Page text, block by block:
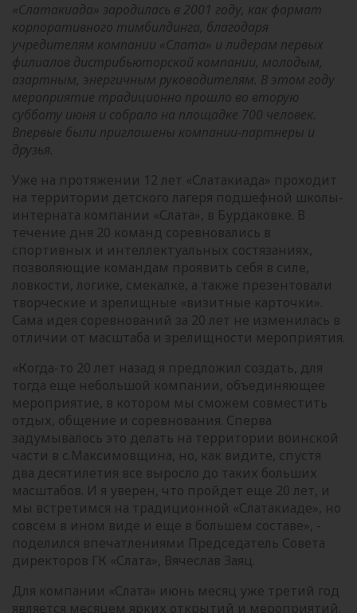
«Слатакиада» зародилась в 2001 году, как формат
корпоративного тимбилдинга, благодаря
учредителям компании «Слата» и лидерам первых
филиалов дистрибьюторской компании, молодым,
азартным, энергичным руководителям. В этом году
мероприятие традиционно прошло во вторую
субботу июня и собрало на площадке 700 человек.
Впервые были приглашены компании-партнеры и
друзья.
Уже на протяжении 12 лет «Слатакиада» проходит
на территории детского лагеря подшефной школы-
интерната компании «Слата», в Бурдаковке. В
течение дня 20 команд соревновались в
спортивных и интеллектуальных состязаниях,
позволяющие командам проявить себя в силе,
ловкости, логике, смекалке, а также презентовали
творческие и зрелищные «визитные карточки».
Сама идея соревнований за 20 лет не изменилась в
отличии от масштаба и зрелищности мероприятия.
«Когда-то 20 лет назад я предложил создать, для
тогда еще небольшой компании, объединяющее
мероприятие, в котором мы сможем совместить
отдых, общение и соревнования. Сперва
задумывалось это делать на территории воинской
части в с.Максимовщина, но, как видите, спустя
два десятилетия все выросло до таких больших
масштабов. И я уверен, что пройдет еще 20 лет, и
мы встретимся на традиционной «Слатакиаде», но
совсем в ином виде и еще в большем составе», -
поделился впечатлениями Председатель Совета
директоров ГК «Слата», Вячеслав Заяц.
Для компании «Слата» июнь месяц уже третий год
является месяцем ярких открытий и мероприятий.